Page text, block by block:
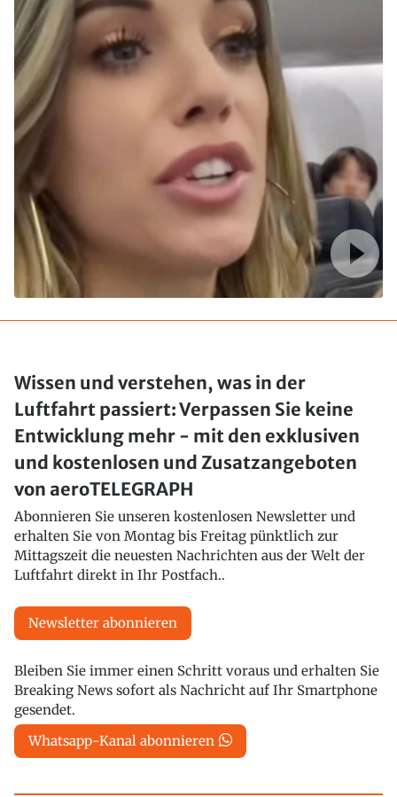
Wissen und verstehen, was in der
Luftfahrt passiert: Verpassen Sie keine
Entwicklung mehr - mit den exklusiven
und kostenlosen und Zusatzangeboten
von aeroTELEGRAPH
Abonnieren Sie unseren kostenlosen Newsletter und
erhalten Sie von Montag bis Freitag pünktlich zur
Mittagszeit die neuesten Nachrichten aus der Welt der
Luftfahrt direkt in Ihr Postfach..
Newsletter abonnieren
Bleiben Sie immer einen Schritt voraus und erhalten Sie
Breaking News sofort als Nachricht auf Ihr Smartphone
gesendet.
Whatsapp-Kanal abonnieren